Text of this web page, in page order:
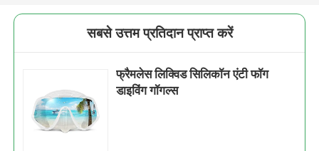
सबसे उत्तम प्रतिदान प्राप्त करें
फ्रैमलेस लिक्विड सिलिकॉन एंटी फॉग
डाइविंग गॉगल्स